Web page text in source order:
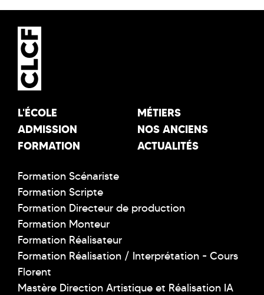
L'ÉCOLE
ADMISSION
FORMATION
MÉTIERS
NOS ANCIENS
ACTUALITÉS
Formation Scénariste
Formation Scripte
Formation Directeur de production
Formation Monteur
Formation Réalisateur
Formation Réalisation / Interprétation - Cours
Florent
Mastère Direction Artistique et Réalisation IA